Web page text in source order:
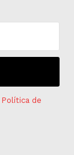
Política de